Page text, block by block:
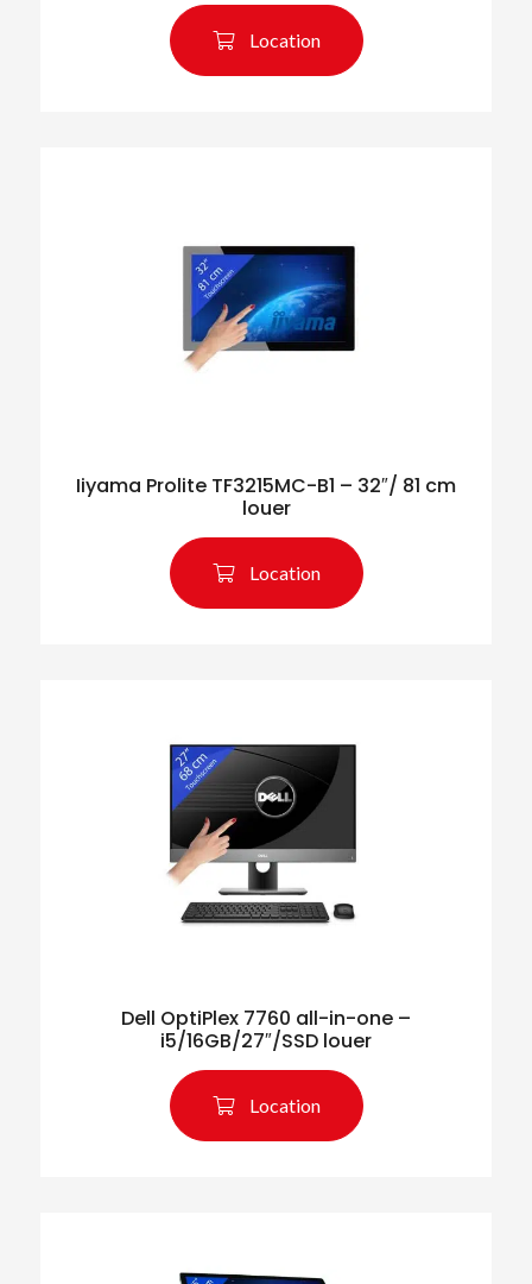
Location
Iiyama Prolite TF3215MC-B1 – 32″/ 81 cm
louer
Location
Dell OptiPlex 7760 all-in-one –
i5/16GB/27″/SSD louer
Location